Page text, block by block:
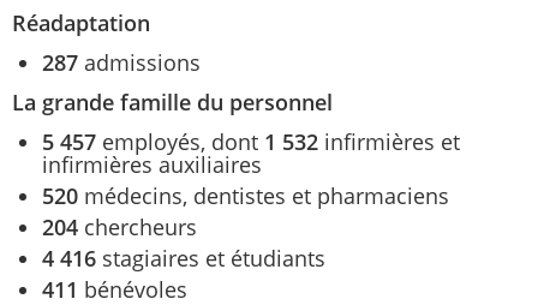
Réadaptation
287 admissions
La grande famille du personnel
5 457 employés, dont 1 532 infirmières et
infirmières auxiliaires
520 médecins, dentistes et pharmaciens
204 chercheurs
4 416 stagiaires et étudiants
411 bénévoles